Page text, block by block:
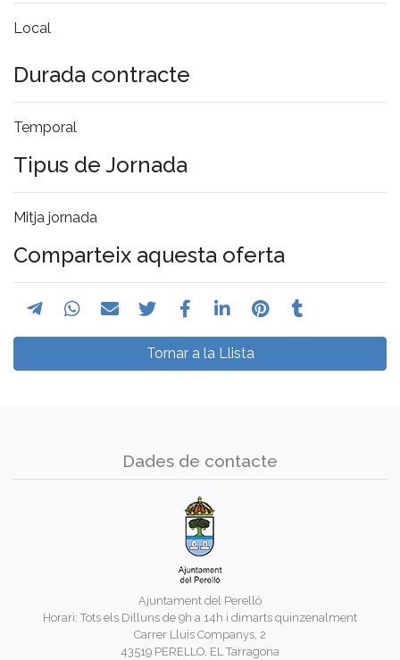
Local
Durada contracte
Temporal
Tipus de Jornada
Mitja jornada
Comparteix aquesta oferta
Tornar a la Llista
Dades de contacte
Ajuntament del Perelló
Horari: Tots els Dilluns de 9h a 14h i dimarts quinzenalment
Carrer Lluís Companys, 2
43519 PERELLO, EL Tarragona